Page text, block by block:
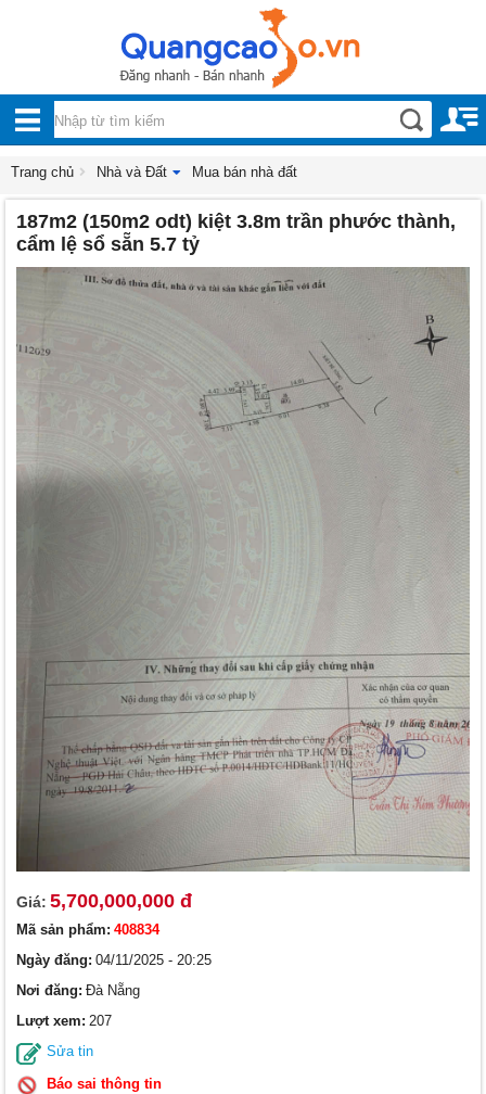
BỘ
DANH
MỤC
Nội, ngoại thất
Điện thoại, Viễn thông
Dịch vụ
Công nghiệp, xây dựng
Trang chủ Nhà và Đất Mua bán nhà đất
187m2 (150m2 odt) kiệt 3.8m trần phước thành,
cẩm lệ sổ sẵn 5.7 tỷ
Giá: 5,700,000,000 đ
Mã sản phẩm: 408834
Ngày đăng: 04/11/2025 - 20:25
Nơi đăng: Đà Nẵng
Lượt xem: 207
Sửa tin
Báo sai thông tin